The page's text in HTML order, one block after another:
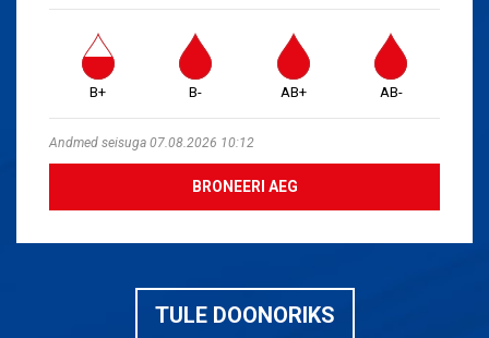
B+ B- AB+ AB-
Andmed seisuga 07.08.2026 10:12
BRONEERI AEG
TULE DOONORIKS